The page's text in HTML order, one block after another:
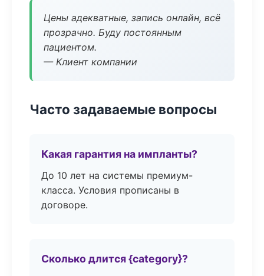
Цены адекватные, запись онлайн, всё
прозрачно. Буду постоянным
пациентом.
— Клиент компании
Часто задаваемые вопросы
Какая гарантия на импланты?
До 10 лет на системы премиум-
класса. Условия прописаны в
договоре.
Сколько длится {category}?